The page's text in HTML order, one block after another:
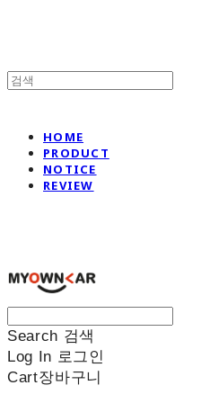
HOME
PRODUCT
NOTICE
REVIEW
Search 검색
Log In 로그인
Cart장바구니